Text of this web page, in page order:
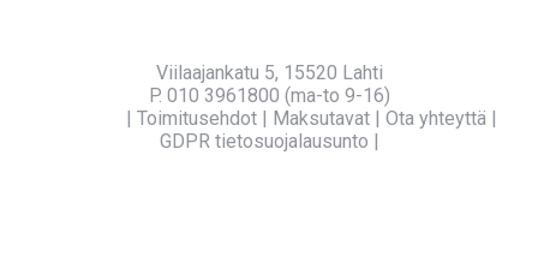
Viilaajankatu 5, 15520 Lahti
P. 010 3961800 (ma-to 9-16)
| Toimitusehdot | Maksutavat | Ota yhteyttä |
GDPR tietosuojalausunto |